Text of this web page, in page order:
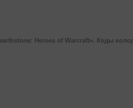
Heroes of Warcraft». Коды